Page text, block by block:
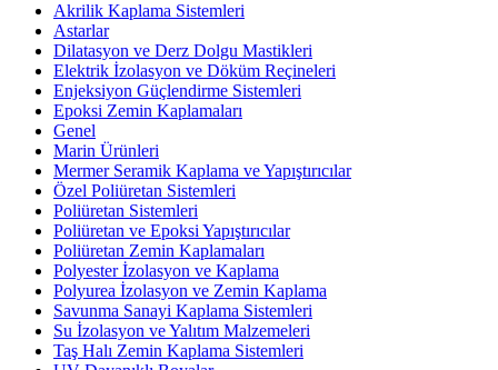
Akrilik Kaplama Sistemleri
Astarlar
Dilatasyon ve Derz Dolgu Mastikleri
Elektrik İzolasyon ve Döküm Reçineleri
Enjeksiyon Güçlendirme Sistemleri
Epoksi Zemin Kaplamaları
Genel
Marin Ürünleri
Mermer Seramik Kaplama ve Yapıştırıcılar
Özel Poliüretan Sistemleri
Poliüretan Sistemleri
Poliüretan ve Epoksi Yapıştırıcılar
Poliüretan Zemin Kaplamaları
Polyester İzolasyon ve Kaplama
Polyurea İzolasyon ve Zemin Kaplama
Savunma Sanayi Kaplama Sistemleri
Su İzolasyon ve Yalıtım Malzemeleri
Taş Halı Zemin Kaplama Sistemleri